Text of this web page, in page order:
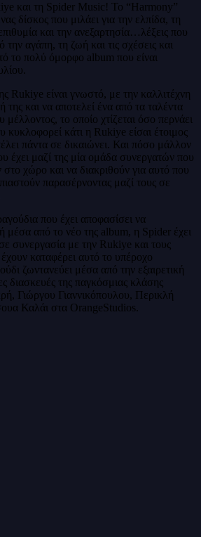
και τη Spider Music! Το “Harmony”
δίσκος που μιλάει για την ελπίδα, τη
και την ανεξαρτησία…λέξεις που
την αγάπη, τη ζωή και τις σχέσεις και
το πολύ όμορφο album που είναι
Rukiye είναι γνωστό, με την καλλιτέχνη
της και να αποτελεί ένα από τα ταλέντα
μέλλοντος, το οποίο χτίζεται όσο περνάει
κάτι η Rukiye είσαι έτοιμος
πάντα σε δικαιώνει. Και πόσο μάλλον
έχει μαζί της μία ομάδα συνεργατών που
χώρο και να διακριθούν για αυτό που
παρασέρνοντας μαζί τους σε
που έχει αποφασίσει να
μέσα από το νέο της album, η Spider έχει
συνεργασία με την Rukiye και τους
καταφέρει αυτό το υπέροχο
ζωντανεύει μέσα από την εξαιρετική
διασκευές της παγκόσμιας κλάσης
Γιώργου Γιαννικόπουλου, Περικλή
Καλάι στα OrangeStudios.